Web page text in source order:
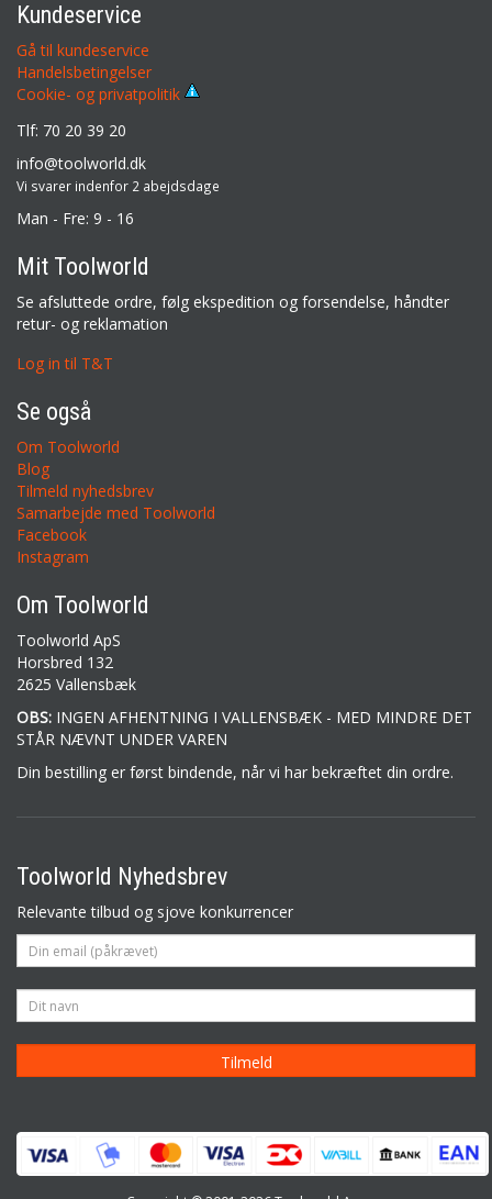
Kundeservice
Gå til kundeservice
Handelsbetingelser
Cookie- og privatpolitik
Tlf: 70 20 39 20
info@toolworld.dk
Vi svarer indenfor 2 abejdsdage
Man - Fre: 9 - 16
Mit Toolworld
Se afsluttede ordre, følg ekspedition og forsendelse, håndter
retur- og reklamation
Log in til T&T
Se også
Om Toolworld
Blog
Tilmeld nyhedsbrev
Samarbejde med Toolworld
Facebook
Instagram
Om Toolworld
Toolworld ApS
Horsbred 132
2625 Vallensbæk
OBS: INGEN AFHENTNING I VALLENSBÆK - MED MINDRE DET
STÅR NÆVNT UNDER VAREN
Din bestilling er først bindende, når vi har bekræftet din ordre.
Toolworld Nyhedsbrev
Relevante tilbud og sjove konkurrencer